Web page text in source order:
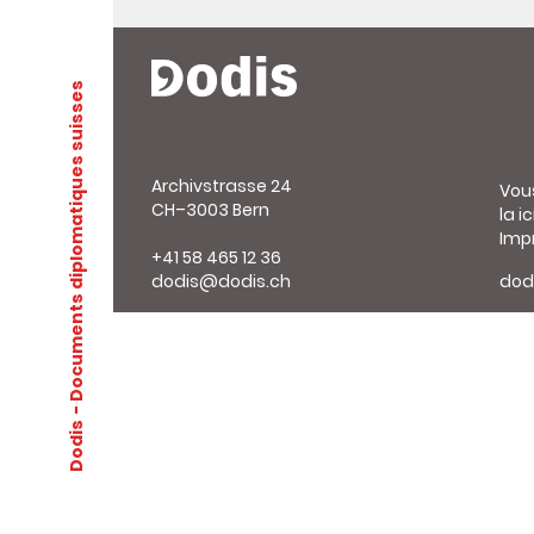
Dodis
- Documents diplomatiques suisses
Archivstrasse 24
CH–3003 Bern
+41 58 465 12 36
dodis@dodis.ch
la ici